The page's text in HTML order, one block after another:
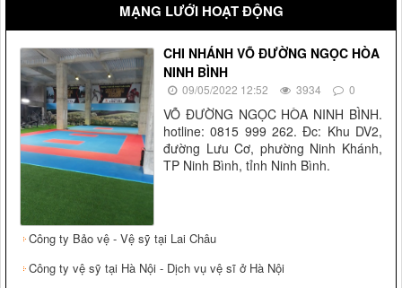
MẠNG LƯỚI HOẠT ĐỘNG
CHI NHÁNH VÕ ĐƯỜNG NGỌC HÒA
NINH BÌNH
09/05/2022 12:52 3934 0
VÕ ĐƯỜNG NGỌC HÒA NINH BÌNH.
hotline: 0815 999 262. Đc: Khu DV2,
đường Lưu Cơ, phường Ninh Khánh,
TP Ninh Bình, tỉnh Ninh Bình.
Công ty Bảo vệ - Vệ sỹ tại Lai Châu
Công ty vệ sỹ tại Hà Nội - Dịch vụ vệ sĩ ở Hà Nội